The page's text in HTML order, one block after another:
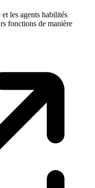
les agents habilités
fonctions de manière